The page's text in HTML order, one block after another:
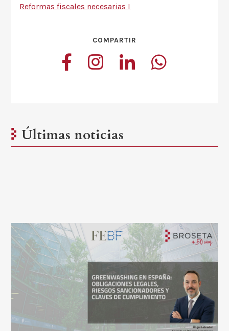
Reformas fiscales necesarias I
COMPARTIR
Últimas noticias